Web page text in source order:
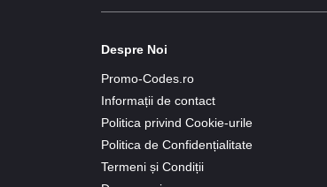
Despre Noi
Promo-Codes.ro
Informații de contact
Politica privind Cookie-urile
Politica de Confidențialitate
Termeni și Condiții